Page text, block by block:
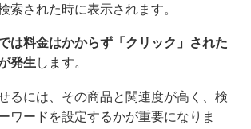
索された時に表示されます。
は料金はかからず「クリック」された
発生します。
るには、その商品と関連度が高く、検
ワードを設定するかが重要になりま